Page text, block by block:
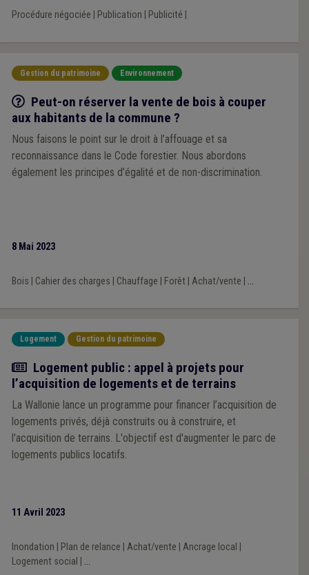
Procédure négociée Publication Publicité
Gestion du patrimoine Environnement
Q/R
Peut-on réserver la vente de bois à couper
aux habitants de la commune ?
Nous faisons le point sur le droit à l’affouage et sa
reconnaissance dans le Code forestier. Nous abordons
également les principes d’égalité et de non-discrimination.
8 Mai 2023
Bois Cahier des charges Chauffage Forêt| Achat/vente ...
Logement Gestion du patrimoine
Actualité
Logement public : appel à projets pour
l’acquisition de logements et de terrains
La Wallonie lance un programme pour financer l’acquisition de
logements privés, déjà construits ou à construire, et
l'acquisition de terrains. L'objectif est d'augmenter le parc de
logements publics locatifs.
11 Avril 2023
Inondation Plan de relance Achat/vente Ancrage local
Logement social
...